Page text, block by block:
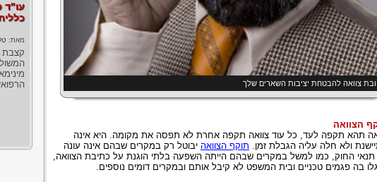
צוואה להבטחת יציבות השארים שלך
הצוואה
תהא תקפה לעד, כל עוד צוואה תקפה אחרת לא תפסה את מקומה. היא אינה
ולא חלה עליה הגבלת זמן. תוקף הצוואה יבוטל רק במקרים שבהם אינה עונה
החוק, כמו למשל במקרים שבהם הייתה השפעה בלתי הוגנת על כתיבת הצוואה,
בה פגמים טכניים ובית המשפט לא קיבל אותם ובמקרים דומים נוספים.
עו"ד
מאת:
קצבת